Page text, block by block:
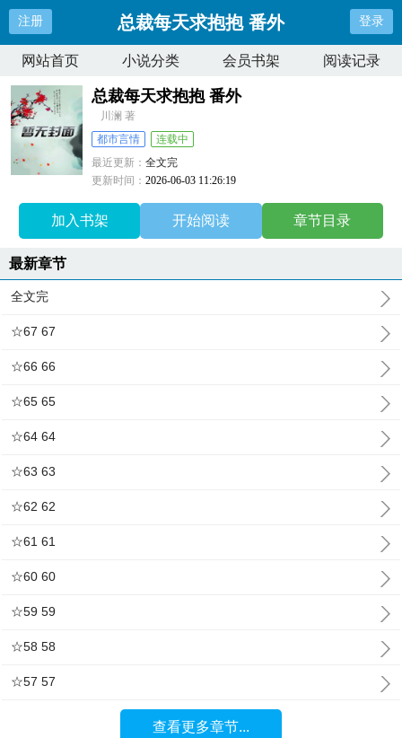
注册 总裁每天求抱抱 番外 登录
网站首页 小说分类 会员书架 阅读记录
总裁每天求抱抱 番外
川澜 著
都市言情
连载中
最近更新：全文完
更新时间：2026-06-03 11:26:19
加入书架 开始阅读 章节目录
最新章节
全文完
☆67 67
☆66 66
☆65 65
☆64 64
☆63 63
☆62 62
☆61 61
☆60 60
☆59 59
☆58 58
☆57 57
查看更多章节...